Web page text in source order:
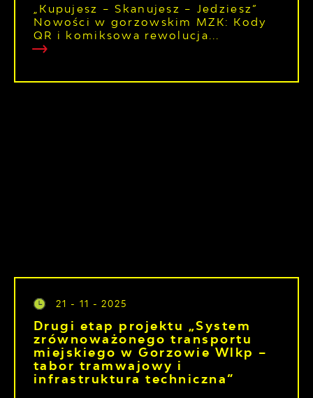
„Kupujesz – Skanujesz – Jedziesz”
Nowości w gorzowskim MZK: Kody
QR i komiksowa rewolucja...
21 - 11 - 2025
Drugi etap projektu „System
zrównoważonego transportu
miejskiego w Gorzowie Wlkp –
tabor tramwajowy i
infrastruktura techniczna”